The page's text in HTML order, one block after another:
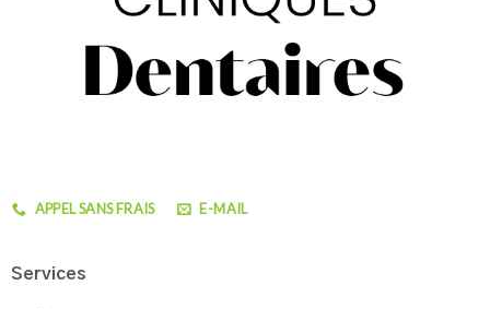
APPEL SANS FRAIS E-MAIL
Services